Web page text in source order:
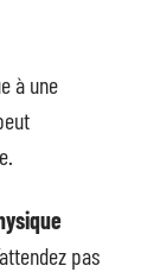
à une
pas